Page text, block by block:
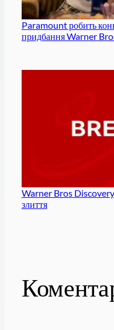
Paramount робить
придбання Warner
Warner Bros Discovery
злиття